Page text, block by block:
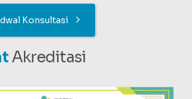
Konsultasi
Akreditasi